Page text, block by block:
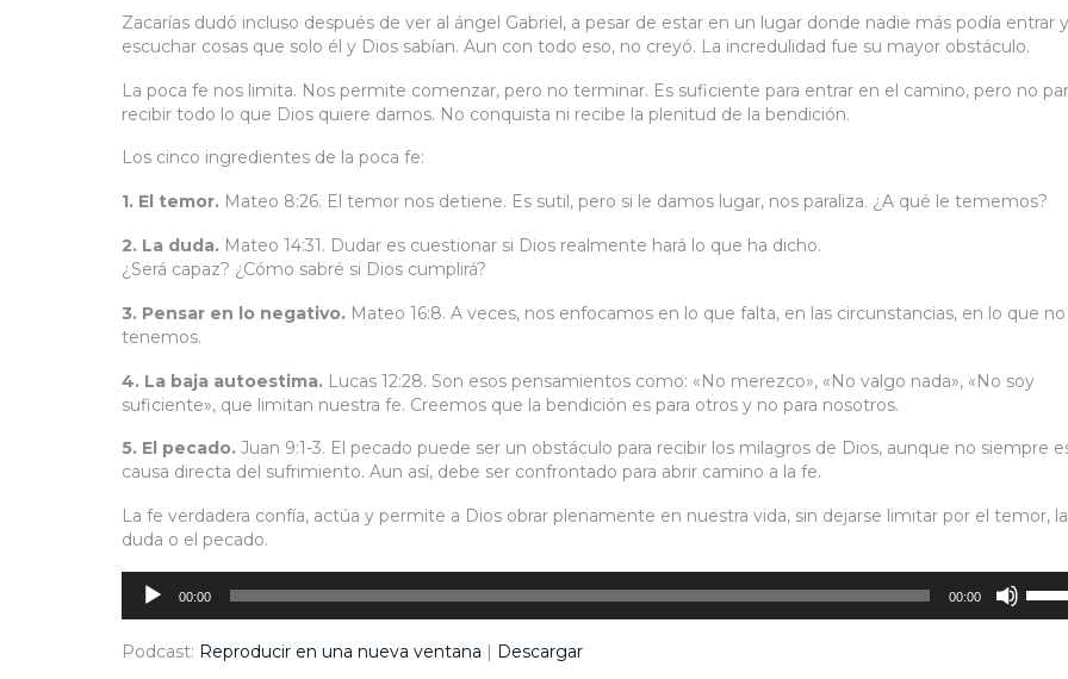
Zacarías dudó incluso después de ver al ángel Gabriel, a pesar de estar en un lugar donde nadie más podía entrar y
escuchar cosas que solo él y Dios sabían. Aun con todo eso, no creyó. La incredulidad fue su mayor obstáculo.
La poca fe nos limita. Nos permite comenzar, pero no terminar. Es suficiente para entrar en el camino, pero no
recibir todo lo que Dios quiere darnos. No conquista ni recibe la plenitud de la bendición.
Los cinco ingredientes de la poca fe:
1. El temor. Mateo 8:26. El temor nos detiene. Es sutil, pero si le damos lugar, nos paraliza. ¿A qué le tememos?
2. La duda. Mateo 14:31. Dudar es cuestionar si Dios realmente hará lo que ha dicho.
¿Será capaz? ¿Cómo sabré si Dios cumplirá?
3. Pensar en lo negativo. Mateo 16:8. A veces, nos enfocamos en lo que falta, en las circunstancias, en lo que no
tenemos.
4. La baja autoestima. Lucas 12:28. Son esos pensamientos como: «No merezco», «No valgo nada», «No soy
suficiente», que limitan nuestra fe. Creemos que la bendición es para otros y no para nosotros.
5. El pecado. Juan 9:1-3. El pecado puede ser un obstáculo para recibir los milagros de Dios, aunque no siempre
causa directa del sufrimiento. Aun así, debe ser confrontado para abrir camino a la fe.
La fe verdadera confía, actúa y permite a Dios obrar plenamente en nuestra vida, sin dejarse limitar por el temor, la
duda o el pecado.
Reproductor
audio 00:00 00:00
las
Podcast: Reproducir en una nueva ventana | Descargar